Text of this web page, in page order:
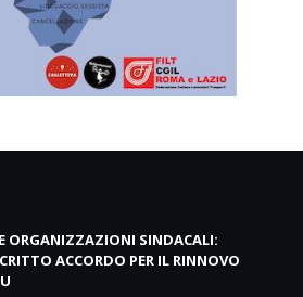
ORGANIZZAZIONI SINDACALI:
ACCORDO PER IL RINNOVO